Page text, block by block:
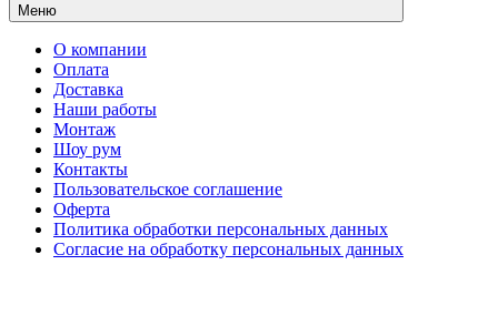
Меню
О компании
Оплата
Доставка
Наши работы
Монтаж
Шоу рум
Контакты
Пользовательское соглашение
Оферта
Политика обработки персональных данных
Согласие на обработку персональных данных